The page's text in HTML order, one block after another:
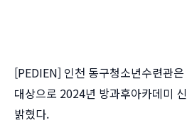
[PEDIEN] 인천 동구청소년수련관
대상으로 2024년 방과후아카데미
밝혔다.